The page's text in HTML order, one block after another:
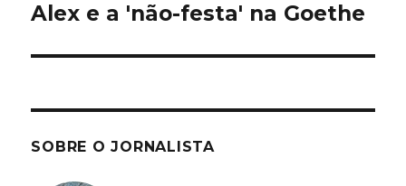
Próximo
Alex e a 'não-festa' na Goethe
SOBRE O JORNALISTA